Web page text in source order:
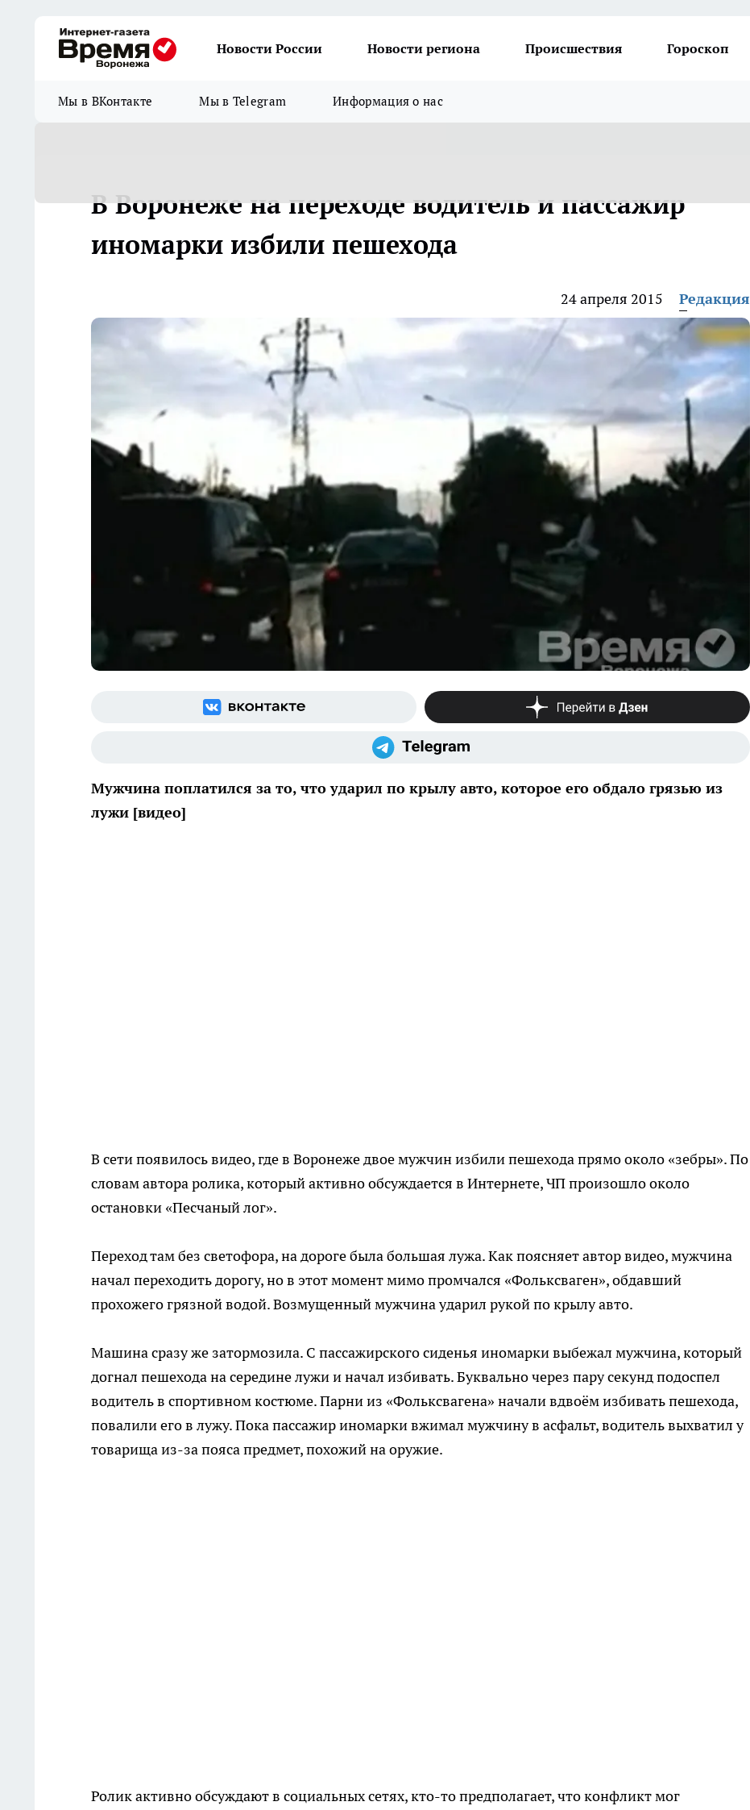
Новости России Новости региона Происшествия Гороскоп
Мы в ВКонтакте Мы в Telegram Информация о нас
В Воронеже на переходе водитель и пассажир
иномарки избили пешехода
24 апреля 2015 Редакция
Мужчина поплатился за то, что ударил по крылу авто, которое его обдало грязью из
лужи [видео]
В сети появилось видео, где в Воронеже двое мужчин избили пешехода прямо около «зебры». По
словам автора ролика, который активно обсуждается в Интернете, ЧП произошло около
остановки «Песчаный лог».
Переход там без светофора, на дороге была большая лужа. Как поясняет автор видео, мужчина
начал переходить дорогу, но в этот момент мимо промчался «Фольксваген», обдавший
прохожего грязной водой. Возмущенный мужчина ударил рукой по крылу авто.
Машина сразу же затормозила. С пассажирского сиденья иномарки выбежал мужчина, который
догнал пешехода на середине лужи и начал избивать. Буквально через пару секунд подоспел
водитель в спортивном костюме. Парни из «Фольксвагена» начали вдвоём избивать пешехода,
повалили его в лужу. Пока пассажир иномарки вжимал мужчину в асфальт, водитель выхватил у
товарища из-за пояса предмет, похожий на оружие.
Ролик активно обсуждают в социальных сетях, кто-то предполагает, что конфликт мог